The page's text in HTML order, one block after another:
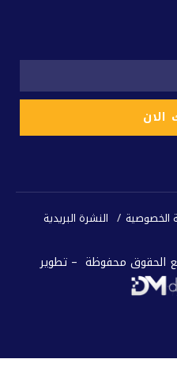
الخصوصية النشرة البريدية